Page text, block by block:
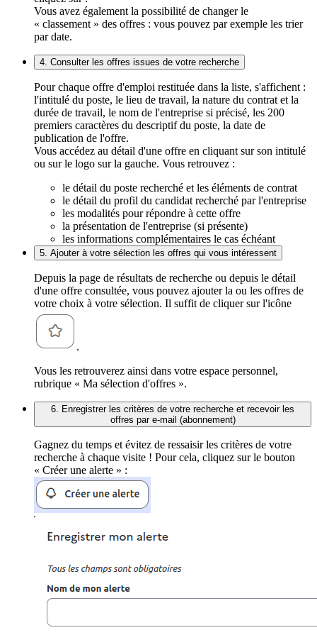
Vous avez également la possibilité de changer le
« classement » des offres : vous pouvez par exemple les trier
par date.
4. Consulter les offres issues de votre recherche
Pour chaque offre d'emploi restituée dans la liste, s'affichent :
l'intitulé du poste, le lieu de travail, la nature du contrat et la
durée de travail, le nom de l'entreprise si précisé, les 200
premiers caractères du descriptif du poste, la date de
publication de l'offre.
Vous accédez au détail d'une offre en cliquant sur son intitulé
ou sur le logo sur la gauche. Vous retrouvez :
le détail du poste recherché et les éléments de contrat
le détail du profil du candidat recherché par l'entreprise
les modalités pour répondre à cette offre
la présentation de l'entreprise (si présente)
les informations complémentaires le cas échéant
5. Ajouter à votre sélection les offres qui vous intéressent
Depuis la page de résultats de recherche ou depuis le détail
d'une offre consultée, vous pouvez ajouter la ou les offres de
votre choix à votre sélection. Il suffit de cliquer sur l'icône
.
Vous les retrouverez ainsi dans votre espace personnel,
rubrique « Ma sélection d'offres ».
6. Enregistrer les critères de votre recherche et recevoir les
offres par e-mail (abonnement)
Gagnez du temps et évitez de ressaisir les critères de votre
recherche à chaque visite ! Pour cela, cliquez sur le bouton
« Créer une alerte » :